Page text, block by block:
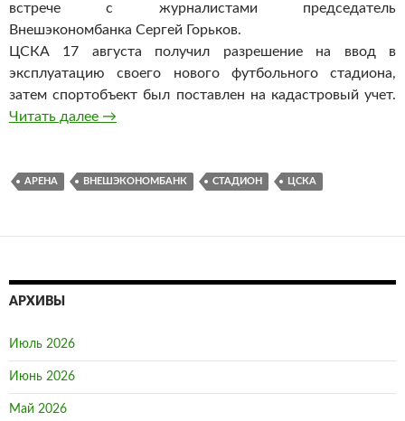
встрече с журналистами председатель
Внешэкономбанка Сергей Горьков.
ЦСКА 17 августа получил разрешение на ввод в
эксплуатацию своего нового футбольного стадиона,
затем спортобъект был поставлен на кадастровый учет.
Читать далее Внешэкономбанк инвестировал в
→
АРЕНА ВНЕШЭКОНОМБАНК СТАДИОН ЦСКА
АРХИВЫ
Июль 2026
Июнь 2026
Май 2026